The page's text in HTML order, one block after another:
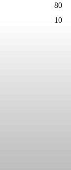
80
10